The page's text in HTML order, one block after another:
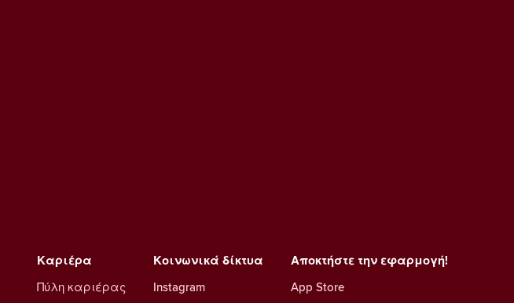
Κοινωνικά δίκτυα
Instagram
Καριέρα
Πύλη καριέρας
Αποκτήστε την εφαρμογή!
App Store